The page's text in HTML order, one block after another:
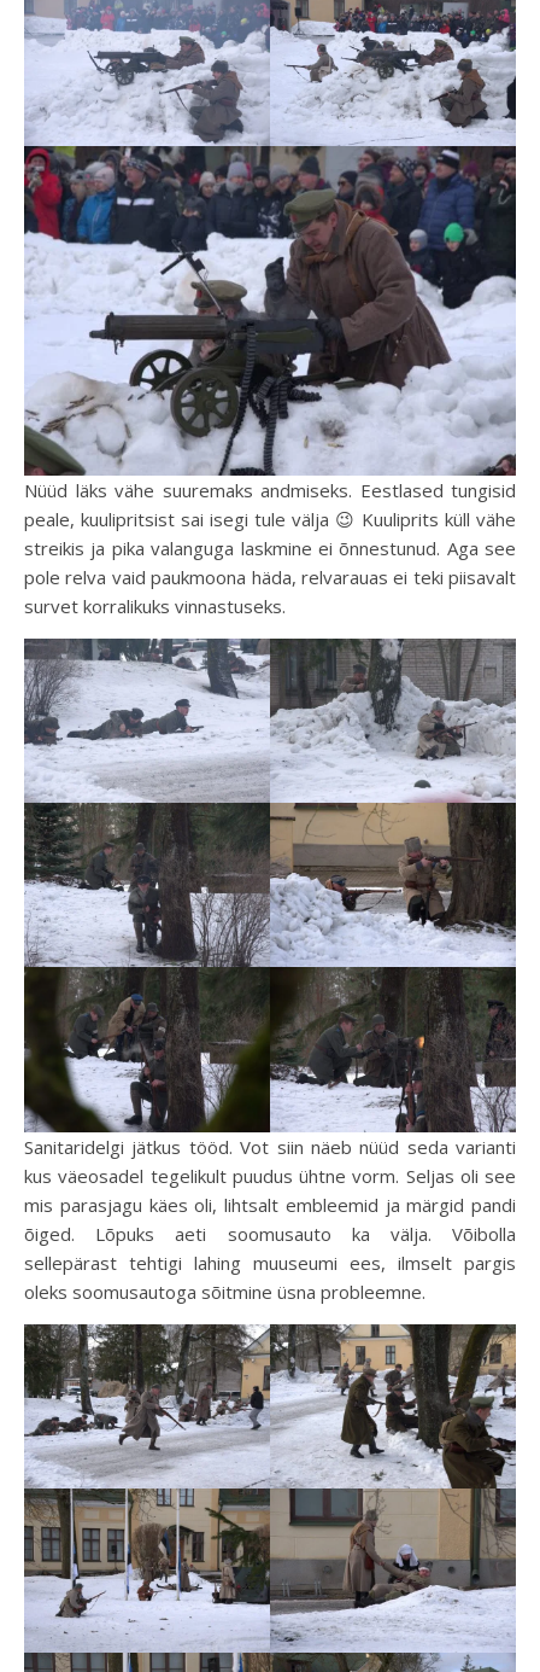
Nüüd läks vähe suuremaks andmiseks. Eestlased tungisid
peale, kuulipritsist sai isegi tule välja 😉 Kuuliprits küll vähe
streikis ja pika valanguga laskmine ei õnnestunud. Aga see
pole relva vaid paukmoona häda, relvarauas ei teki piisavalt
survet korralikuks vinnastuseks.
Sanitaridelgi jätkus tööd. Vot siin näeb nüüd seda varianti
kus väeosadel tegelikult puudus ühtne vorm. Seljas oli see
mis parasjagu käes oli, lihtsalt embleemid ja märgid pandi
õiged. Lõpuks aeti soomusauto ka välja. Võibolla
sellepärast tehtigi lahing muuseumi ees, ilmselt pargis
oleks soomusautoga sõitmine üsna probleemne.